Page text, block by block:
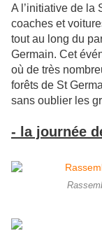
A l’initiative de la
coaches et
tout au long du
Germain. Cet
où de très
forêts de St
sans oublier les
- la journée